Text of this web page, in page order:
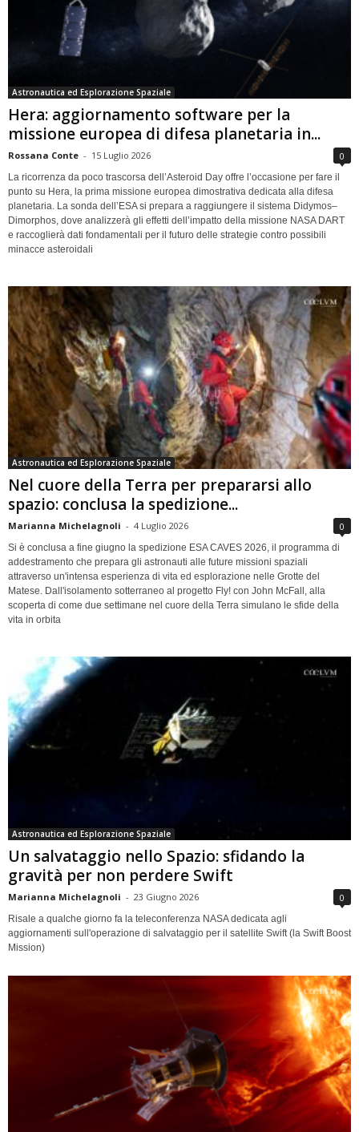
Astronautica ed Esplorazione Spaziale
Hera: aggiornamento software per la
missione europea di difesa planetaria in...
Rossana Conte - 15 Luglio 2026 0
La ricorrenza da poco trascorsa dell’Asteroid Day offre l’occasione per fare il
punto su Hera, la prima missione europea dimostrativa dedicata alla difesa
planetaria. La sonda dell’ESA si prepara a raggiungere il sistema Didymos–
Dimorphos, dove analizzerà gli effetti dell’impatto della missione NASA DART
e raccoglierà dati fondamentali per il futuro delle strategie contro possibili
minacce asteroidali
Astronautica ed Esplorazione Spaziale
Nel cuore della Terra per prepararsi allo
spazio: conclusa la spedizione...
Marianna Michelagnoli - 4 Luglio 2026 0
Si è conclusa a fine giugno la spedizione ESA CAVES 2026, il programma di
addestramento che prepara gli astronauti alle future missioni spaziali
attraverso un'intensa esperienza di vita ed esplorazione nelle Grotte del
Matese. Dall'isolamento sotterraneo al progetto Fly! con John McFall, alla
scoperta di come due settimane nel cuore della Terra simulano le sfide della
vita in orbita
Astronautica ed Esplorazione Spaziale
Un salvataggio nello Spazio: sfidando la
gravità per non perdere Swift
Marianna Michelagnoli - 23 Giugno 2026 0
Risale a qualche giorno fa la teleconferenza NASA dedicata agli
aggiornamenti sull'operazione di salvataggio per il satellite Swift (la Swift Boost
Mission)